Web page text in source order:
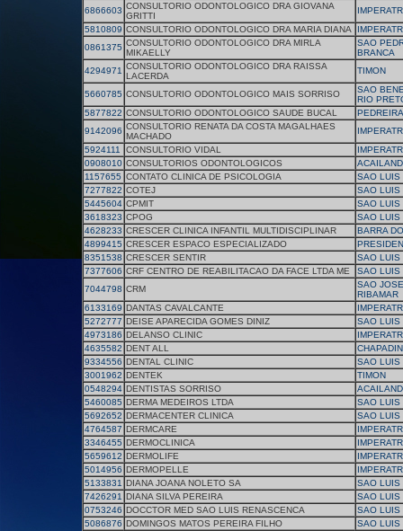
6866603 CONSULTORIO ODONTOLOGICO DRA GIOVANA
GRITTI
5810809 CONSULTORIO ODONTOLOGICO DRA MARIA DIANA
0861375 CONSULTORIO ODONTOLOGICO DRA MIRLA
MIKAELLY
SAO
BRANCA
4294971 CONSULTORIO ODONTOLOGICO DRA RAISSA
LACERDA
TIMON
5660785 CONSULTORIO ODONTOLOGICO MAIS SORRISO
SAO
RIO
5877822 CONSULTORIO ODONTOLOGICO SAUDE BUCAL
9142096 CONSULTORIO RENATA DA COSTA MAGALHAES
MACHADO
5924111
CONSULTORIO VIDAL
0908010 CONSULTORIOS ODONTOLOGICOS
1157655 CONTATO CLINICA DE PSICOLOGIA
SAO LUIS
7277822 COTEJ
SAO LUIS
5445604 CPMIT
SAO LUIS
3618323 CPOG
SAO LUIS
4628233 CRESCER CLINICA INFANTIL MULTIDISCIPLINAR
BARRA
4899415 CRESCER ESPACO ESPECIALIZADO
8351538 CRESCER SENTIR
SAO LUIS
7377606 CRF CENTRO DE REABILITACAO DA FACE LTDA ME
SAO LUIS
7044798 CRM
SAO
RIBAMAR
6133169 DANTAS CAVALCANTE
5272777 DEISE APARECIDA GOMES DINIZ
SAO LUIS
4973186 DELANSO CLINIC
4635582 DENT ALL
9334556 DENTAL CLINIC
SAO LUIS
3001962 DENTEK
TIMON
0548294 DENTISTAS SORRISO
5460085 DERMA MEDEIROS LTDA
SAO LUIS
5692652 DERMACENTER CLINICA
SAO LUIS
4764587 DERMCARE
3346455 DERMOCLINICA
5659612 DERMOLIFE
5014956 DERMOPELLE
5133831 DIANA JOANA NOLETO SA
SAO LUIS
7426291 DIANA SILVA PEREIRA
SAO LUIS
0753246 DOCCTOR MED SAO LUIS RENASCENCA
SAO LUIS
5086876 DOMINGOS MATOS PEREIRA FILHO
SAO LUIS